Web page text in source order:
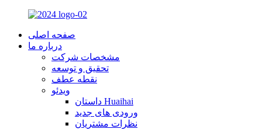
صفحه اصلی
درباره ما
مشخصات شرکت
تحقیق و توسعه
نقطه عطف
ویدئو
داستان Huaihai
ورودی های جدید
نظرات مشتریان